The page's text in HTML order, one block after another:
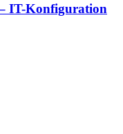
IT-Konfiguration